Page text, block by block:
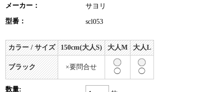
メーカー： サヨリ
型番： scl053
カラー / サイズ 150cm(大人S) 大人M 大人L
ブラック ×要問合せ
◯ ◯
数量: